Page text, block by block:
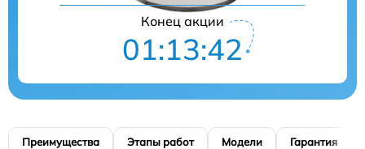
Конец акции
01:13:41
Преимущества Этапы работ Модели Гарантия